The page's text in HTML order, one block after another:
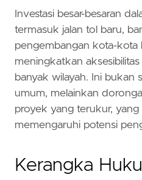
Investasi besar-besaran
termasuk jalan tol baru,
pengembangan kota-kota
meningkatkan
banyak wilayah. Ini bukan
umum, melainkan
proyek yang terukur, yang
memengaruhi potensi
Kerangka